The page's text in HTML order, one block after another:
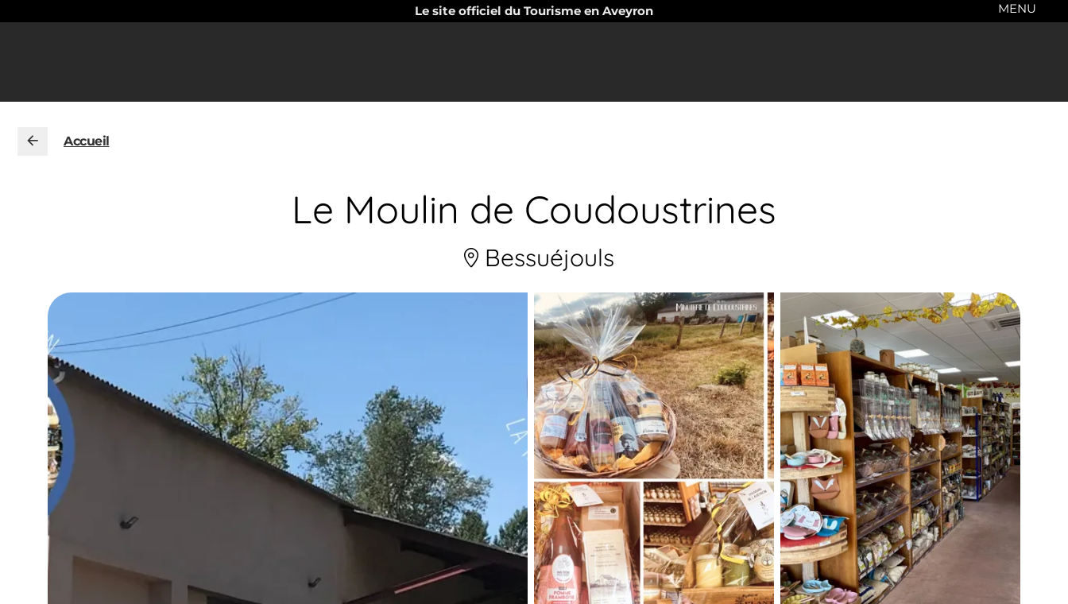
Le site officiel du Tourisme en Aveyron MENU
Accueil
Le Moulin de Coudoustrines
Bessuéjouls